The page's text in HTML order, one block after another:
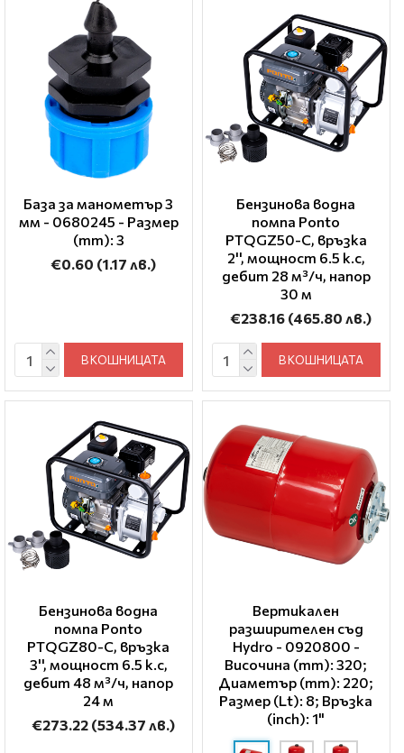
База за манометър 3
мм - 0680245 - Размер
(mm): 3
€0.60 (1.17 лв.)
В КОШНИЦАТА
Бензинова водна
помпа Ponto
PTQGZ50-C, връзка
2'', мощност 6.5 к.с,
дебит 28 м³/ч, напор
30 м
€238.16 (465.80 лв.)
В КОШНИЦАТА
Бензинова водна
помпа Ponto
PTQGZ80-C, връзка
3'', мощност 6.5 к.с,
дебит 48 м³/ч, напор
24 м
€273.22 (534.37 лв.)
Вертикален
разширителен съд
Hydro - 0920800 -
Височина (mm): 320;
Диаметър (mm): 220;
Размер (Lt): 8; Връзка
(inch): 1"